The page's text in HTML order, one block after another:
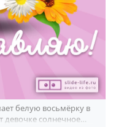
белую восьмёрку в
девочке солнечное